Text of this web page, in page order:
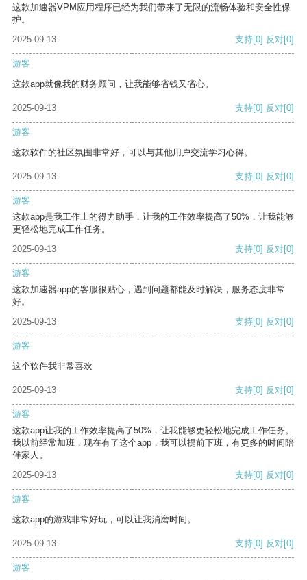
这款加速器VPM应用程序已经为我们带来了无限的流畅体验和安全性保
护。
2025-09-13
支持[0] 反对[0]
游客
这款app就像我的财务顾问，让我能够省钱又省心。
2025-09-13 支持[0] 反对[0]
游客
这款软件的社区氛围非常好，可以与其他用户交流学习心得。
2025-09-13 支持[0] 反对[0]
游客
这款app是我工作上的得力助手，让我的工作效率提高了50%，让我能够
更轻松地完成工作任务。
2025-09-13
支持[0] 反对[0]
游客
这款加速器app的客服很贴心，遇到问题都能及时解决，服务态度非常
好。
2025-09-13
支持[0] 反对[0]
游客
这个软件我非常喜欢
2025-09-13 支持[0] 反对[0]
游客
这款app让我的工作效率提高了50%，让我能够更轻松地完成工作任务。
我以前经常加班，现在有了这个app，我可以提前下班，有更多的时间陪
伴家人。
2025-09-13
支持[0] 反对[0]
游客
这款app的游戏非常好玩，可以让我消磨时间。
2025-09-13 支持[0] 反对[0]
游客